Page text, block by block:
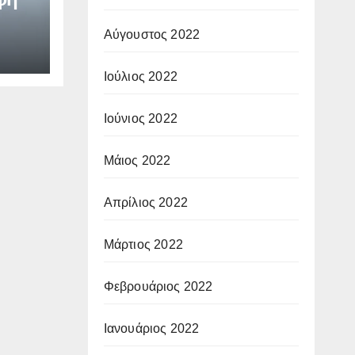
Αύγουστος 2022
Ιούλιος 2022
Ιούνιος 2022
Μάιος 2022
Απρίλιος 2022
Μάρτιος 2022
Φεβρουάριος 2022
Ιανουάριος 2022